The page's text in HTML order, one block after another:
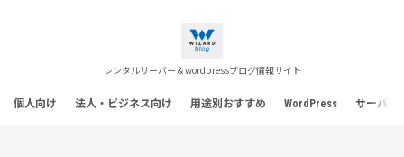
レンタルサーバー＆wordpressブログ情報サイト
個人向け 法人・ビジネス向け 用途別おすすめ WordPress サーバー